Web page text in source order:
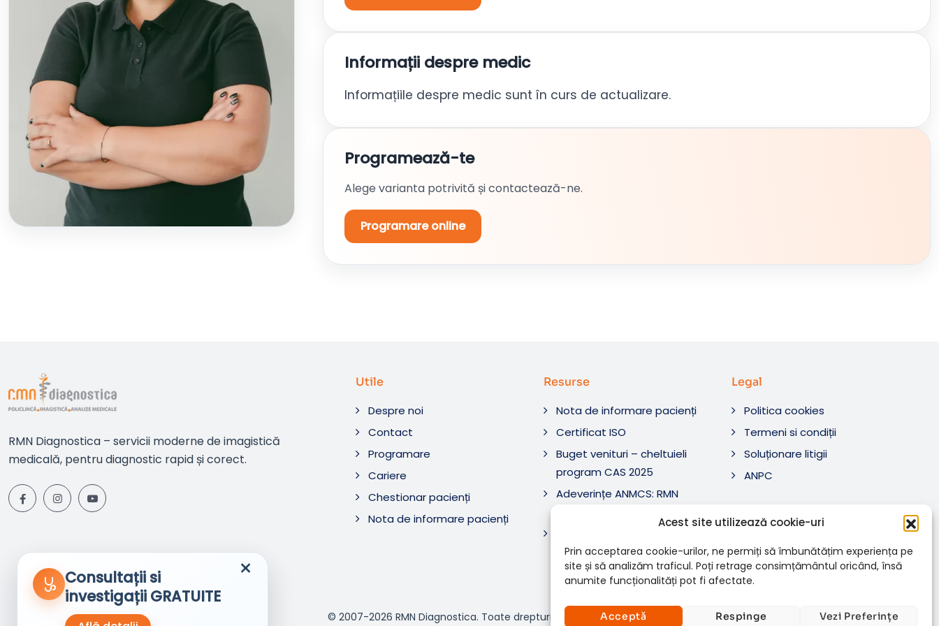
Acest site utilizează cookie-uri
Prin acceptarea cookie-urilor, ne permiți să îmbunătățim experiența pe
site și să analizăm traficul. Poți retrage consimțământul oricând, însă
anumite funcționalități pot fi afectate.
Acceptă Respinge Vezi Preferințe
Informații despre medic
Informațiile despre medic sunt în curs de actualizare.
Programează-te
Alege varianta potrivită și contactează-ne.
Programare online
RMN Diagnostica – servicii moderne de imagistică
medicală, pentru diagnostic rapid și corect.
Utile
Despre noi
Contact
Programare
Cariere
Chestionar pacienți
Nota de informare pacienți
Resurse
Nota de informare pacienți
Certificat ISO
Buget venituri – cheltuieli
program CAS 2025
Adeverințe ANMCS: RMN
Diagnostica SRL
Legal
Politica cookies
Termeni si condiții
Soluționare litigii
ANPC
© 2007-2026 RMN Diagnostica. Toate drepturile rezervate.
×
Consultații si
investigații GRATUITE